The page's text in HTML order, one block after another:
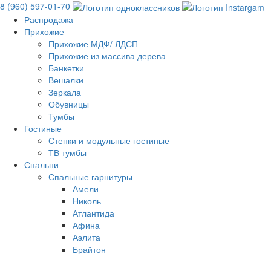
8 (960) 597-01-70
Распродажа
Прихожие
Прихожие МДФ/ ЛДСП
Прихожие из массива дерева
Банкетки
Вешалки
Зеркала
Обувницы
Тумбы
Гостиные
Стенки и модульные гостиные
ТВ тумбы
Спальни
Спальные гарнитуры
Амели
Николь
Атлантида
Афина
Аэлита
Брайтон